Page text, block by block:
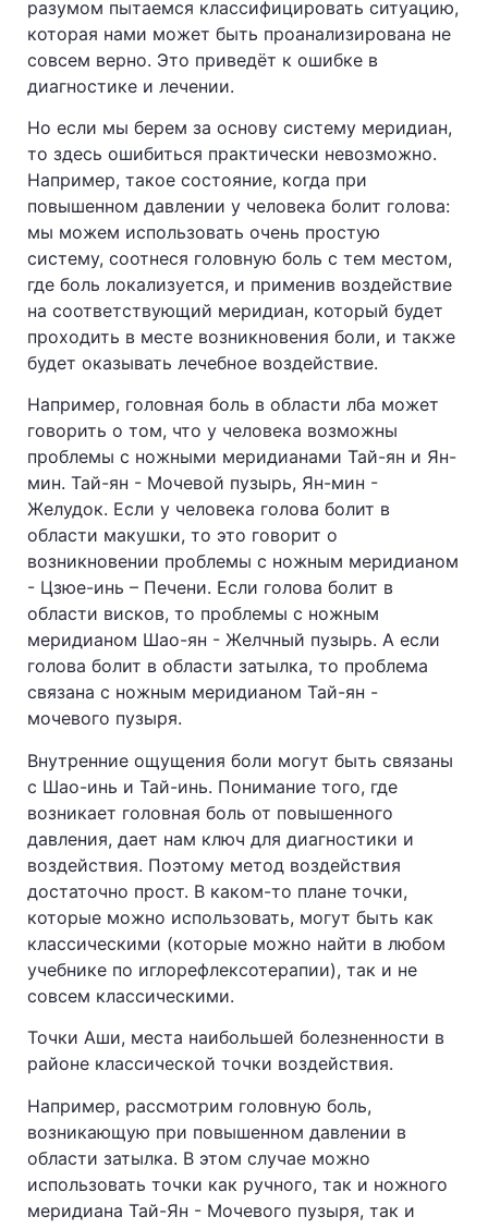
разумом пытаемся классифицировать ситуацию,
которая нами может быть проанализирована не
совсем верно. Это приведёт к ошибке в
диагностике и лечении.
Но если мы берем за основу систему меридиан,
то здесь ошибиться практически невозможно.
Например, такое состояние, когда при
повышенном давлении у человека болит голова:
мы можем использовать очень простую
систему, соотнеся головную боль с тем местом,
где боль локализуется, и применив воздействие
на соответствующий меридиан, который будет
проходить в месте возникновения боли, и также
будет оказывать лечебное воздействие.
Например, головная боль в области лба может
говорить о том, что у человека возможны
проблемы с ножными меридианами Тай-ян и Ян-
мин. Тай-ян - Мочевой пузырь, Ян-мин -
Желудок. Если у человека голова болит в
области макушки, то это говорит о
возникновении проблемы с ножным меридианом
- Цзюе-инь – Печени. Если голова болит в
области висков, то проблемы с ножным
меридианом Шао-ян - Желчный пузырь. А если
голова болит в области затылка, то проблема
связана с ножным меридианом Тай-ян -
мочевого пузыря.
Внутренние ощущения боли могут быть связаны
с Шао-инь и Тай-инь. Понимание того, где
возникает головная боль от повышенного
давления, дает нам ключ для диагностики и
воздействия. Поэтому метод воздействия
достаточно прост. В каком-то плане точки,
которые можно использовать, могут быть как
классическими (которые можно найти в любом
учебнике по иглорефлексотерапии), так и не
совсем классическими.
Точки Аши, места наибольшей болезненности в
районе классической точки воздействия.
Например, рассмотрим головную боль,
возникающую при повышенном давлении в
области затылка. В этом случае можно
использовать точки как ручного, так и ножного
меридиана Тай-Ян - Мочевого пузыря, так и